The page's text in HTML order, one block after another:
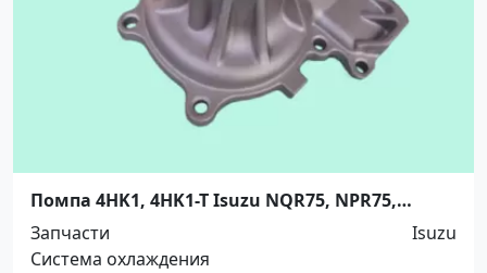
Помпа 4HK1, 4HK1-T Isuzu NQR75, NPR75,
NQR90, FSR90. 5264720 Краснодар
Запчасти
Isuzu
Система охлаждения